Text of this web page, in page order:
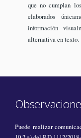
que no cumplan
elaborados
información
alternativa en texto.
Puede realizar